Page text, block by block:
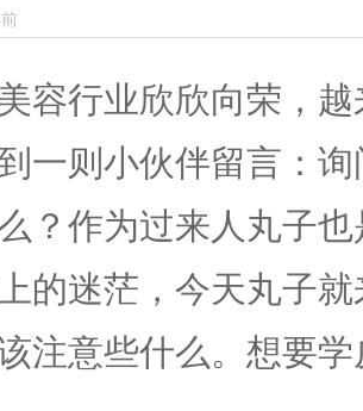
容行业欣欣向荣，
一则小伙伴留言：
？作为过来人丸子
的迷茫，今天丸子
注意些什么。想要